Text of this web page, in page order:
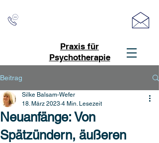
info@therapie-pinneberg.de
Praxis für
Psychotherapie
Beitrag
Neuanfänge: Von
Spätzündern, äußeren
Silke Balsam-Wefer
18. März 2023 4 Min. Lesezeit